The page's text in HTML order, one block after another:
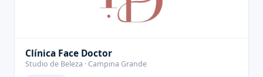
Clínica Face Doctor
Studio de Beleza · Campina Grande